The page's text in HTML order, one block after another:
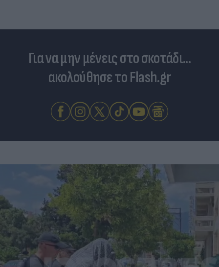
Για να μην μένεις στο σκοτάδι...
ακολούθησε το Flash.gr